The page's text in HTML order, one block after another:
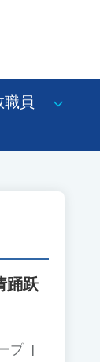
職員
踊跃
プ |